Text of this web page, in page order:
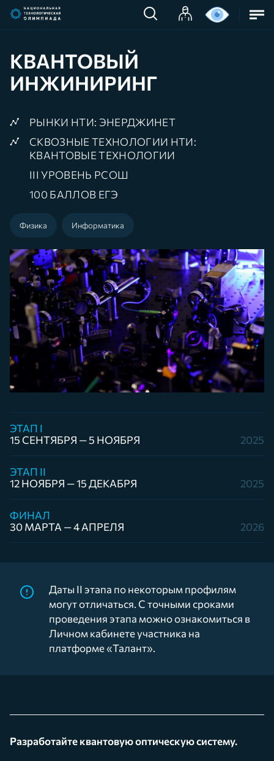
КВАНТОВЫЙ
ИНЖИНИРИНГ
РЫНКИ НТИ: ЭНЕРДЖИНЕТ
СКВОЗНЫЕ ТЕХНОЛОГИИ НТИ:
КВАНТОВЫЕ ТЕХНОЛОГИИ
III УРОВЕНЬ РСОШ
100 БАЛЛОВ ЕГЭ
Физика Информатика
ЭТАП I
15 СЕНТЯБРЯ — 5 НОЯБРЯ
2025
ЭТАП II
12 НОЯБРЯ — 15 ДЕКАБРЯ
2025
ФИНАЛ
30 МАРТА — 4 АПРЕЛЯ
2026
Даты II этапа по некоторым профилям
могут отличаться. С точными сроками
проведения этапа можно ознакомиться в
Личном кабинете участника на
платформе «Талант».
Разработайте квантовую оптическую систему.